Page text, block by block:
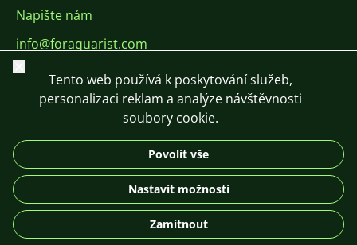
Napište nám
info@foraquarist.com
+420 603 449 602
DE
© 2026 For Aquarist
Zavřít
Tento web používá k poskytování služeb,
personalizaci reklam a analýze návštěvnosti
soubory cookie.
Povolit vše
Nastavit možnosti
Zamítnout